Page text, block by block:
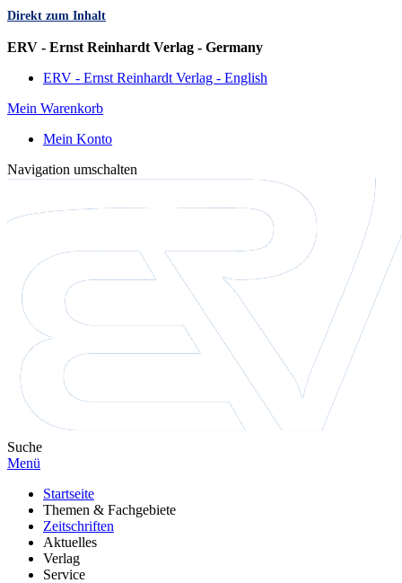
Direkt zum Inhalt
ERV - Ernst Reinhardt Verlag - Germany
ERV - Ernst Reinhardt Verlag - English
Mein Warenkorb
Mein Konto
Navigation umschalten
Suche
Menü
Startseite
Themen & Fachgebiete
Zeitschriften
Aktuelles
Verlag
Service